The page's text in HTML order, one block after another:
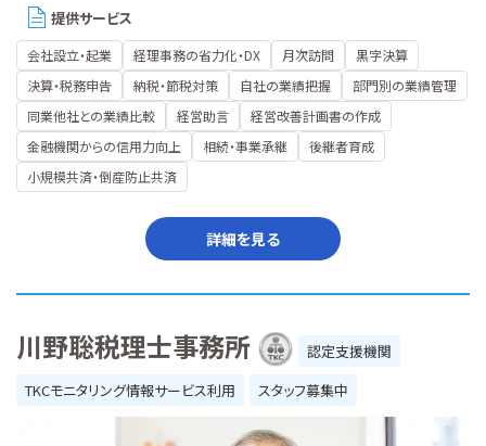
提供サービス
会社設立・起業 経理事務の省力化・DX 月次訪問
黒字決算
決算・税務申告
納税・節税対策 自社の業績把握
部門別の業績管理
同業他社との業績比較
経営助言
経営改善計画書の作成
金融機関からの信用力向上
相続・事業承継
後継者育成
小規模共済・倒産防止共済
詳細を見る
川野聡税理士事務所
認定支援機関
TKCモニタリング情報サービス利用
スタッフ募集中